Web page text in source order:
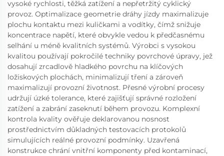
vysoké rychlosti, těžká zatížení a nepřetržitý cyklický
provoz. Optimalizace geometrie dráhy jízdy maximalizuje
plochu kontaktu mezi kuličkami a vodítky, čímž snižuje
koncentrace napětí, které obvykle vedou k předčasnému
selhání u méně kvalitních systémů. Výrobci s vysokou
kvalitou používají pokročilé techniky povrchové úpravy, jež
dosahují zrcadlově hladkého povrchu na klíčových
ložiskových plochách, minimalizují tření a zároveň
maximalizují provozní životnost. Přesné výrobní procesy
udržují úzké tolerance, které zajišťují správné rozložení
zatížení a zabrání zaseknutí během provozu. Komplexní
kontrola kvality ověřuje deklarovanou nosnost
prostřednictvím důkladných testovacích protokolů
simulujících reálné provozní podmínky. Uzavřená
konstrukce chrání vnitřní komponenty před kontaminací,